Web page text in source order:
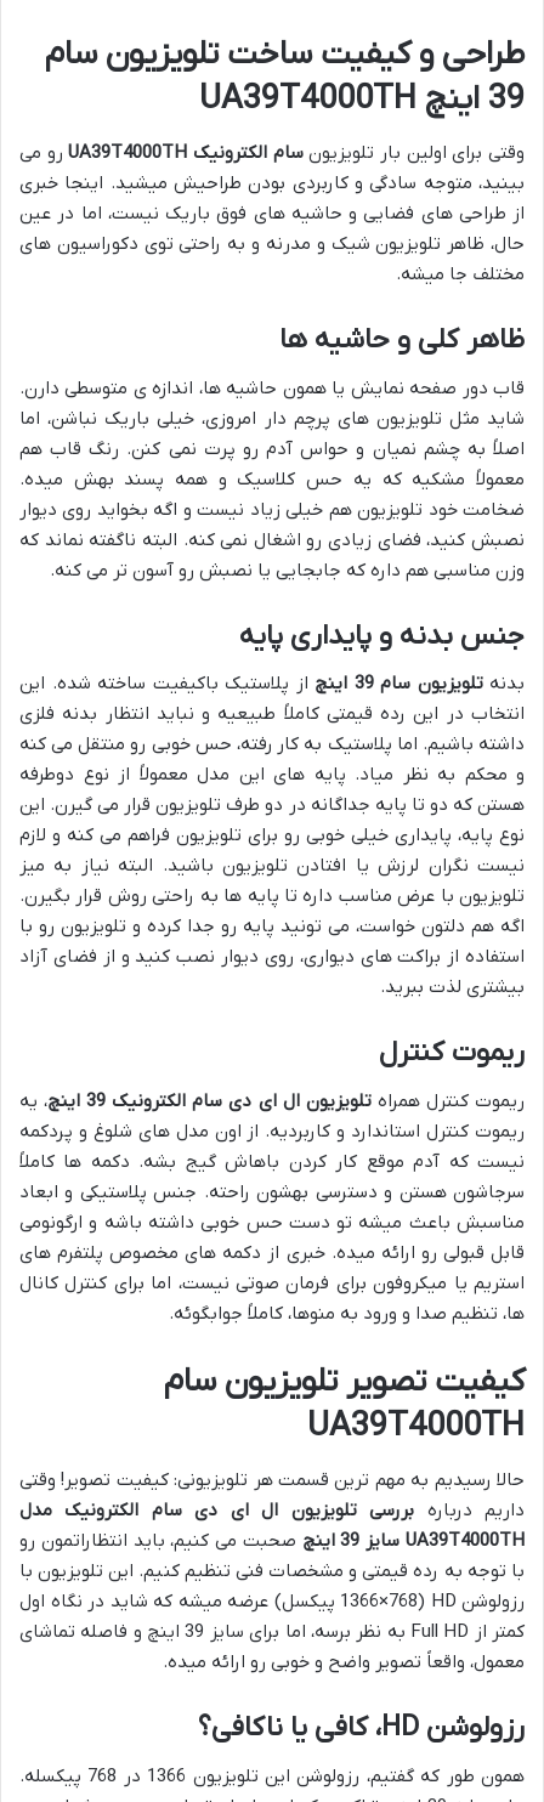
طراحی و کیفیت ساخت تلویزیون سام
39 اینچ UA39T4000TH
وقتی برای اولین بار تلویزیونسام الکترونیک UA39T4000TH
رو می
بینید، متوجه سادگی و کاربردی بودن طراحیش میشید. اینجا خبری
از طراحی های فضایی و حاشیه های فوق باریک نیست، اما در عین
حال، ظاهر تلویزیون شیک و مدرنه و به راحتی توی دکوراسیون های
مختلف جا میشه.
ظاهر کلی و حاشیه ها
قاب دور صفحه نمایش یا همون حاشیه ها، اندازه ی متوسطی دارن.
شاید مثل تلویزیون های پرچم دار امروزی، خیلی باریک نباشن، اما
اصلاً به چشم نمیان و حواس آدم رو پرت نمی کنن. رنگ قاب هم
معمولاً مشکیه که یه حس کلاسیک و همه پسند بهش میده.
ضخامت خود تلویزیون هم خیلی زیاد نیست و اگه بخواید روی دیوار
نصبش کنید، فضای زیادی رو اشغال نمی کنه. البته ناگفته نماند که
وزن مناسبی هم داره که جابجایی یا نصبش رو آسون تر می کنه.
جنس بدنه و پایداری پایه
بدنهتلویزیون سام 39 اینچ
از پلاستیک باکیفیت ساخته شده. این
انتخاب در این رده قیمتی کاملاً طبیعیه و نباید انتظار بدنه فلزی
داشته باشیم. اما پلاستیک به کار رفته، حس خوبی رو منتقل می کنه
و محکم به نظر میاد. پایه های این مدل معمولاً از نوع دوطرفه
هستن که دو تا پایه جداگانه در دو طرف تلویزیون قرار می گیرن. این
نوع پایه، پایداری خیلی خوبی رو برای تلویزیون فراهم می کنه و لازم
نیست نگران لرزش یا افتادن تلویزیون باشید. البته نیاز به میز
تلویزیون با عرض مناسب داره تا پایه ها به راحتی روش قرار بگیرن.
اگه هم دلتون خواست، می تونید پایه رو جدا کرده و تلویزیون رو با
استفاده از براکت های دیواری، روی دیوار نصب کنید و از فضای آزاد
بیشتری لذت ببرید.
ریموت کنترل
ریموت کنترل همراهتلویزیون ال ای دی سام الکترونیک 39 اینچ
، یه
ریموت کنترل استاندارد و کاربردیه. از اون مدل های شلوغ و پردکمه
نیست که آدم موقع کار کردن باهاش گیج بشه. دکمه ها کاملاً
سرجاشون هستن و دسترسی بهشون راحته. جنس پلاستیکی و ابعاد
مناسبش باعث میشه تو دست حس خوبی داشته باشه و ارگونومی
قابل قبولی رو ارائه میده. خبری از دکمه های مخصوص پلتفرم های
استریم یا میکروفون برای فرمان صوتی نیست، اما برای کنترل کانال
ها، تنظیم صدا و ورود به منوها، کاملاً جوابگوئه.
کیفیت تصویر تلویزیون سام
UA39T4000TH
حالا رسیدیم به مهم ترین قسمت هر تلویزیونی: کیفیت تصویر! وقتی
داریم درباره بررسی تلویزیون ال ای دی سام الکترونیک مدل
UA39T4000TH سایز 39 اینچ
صحبت می کنیم، باید انتظاراتمون رو
با توجه به رده قیمتی و مشخصات فنی تنظیم کنیم. این تلویزیون با
رزولوشن HD (1366×768 پیکسل) عرضه میشه که شاید در نگاه اول
کمتر از Full HD به نظر برسه، اما برای سایز 39 اینچ و فاصله تماشای
معمول، واقعاً تصویر واضح و خوبی رو ارائه میده.
رزولوشن HD، کافی یا ناکافی؟
همون طور که گفتیم، رزولوشن این تلویزیون 1366 در 768 پیکسله.